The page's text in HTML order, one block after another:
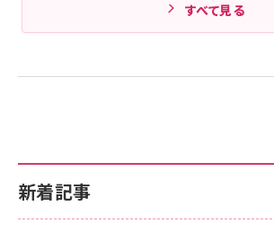
新着記事
すべて見る